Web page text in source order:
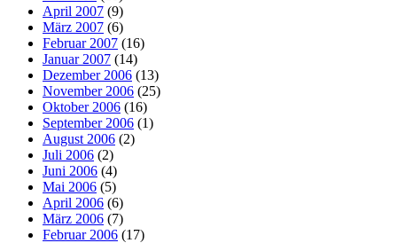
April 2007 (9)
März 2007 (6)
Februar 2007 (16)
Januar 2007 (14)
Dezember 2006 (13)
November 2006 (25)
Oktober 2006 (16)
September 2006 (1)
August 2006 (2)
Juli 2006 (2)
Juni 2006 (4)
Mai 2006 (5)
April 2006 (6)
März 2006 (7)
Februar 2006 (17)